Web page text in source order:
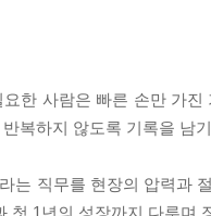
, 기술과 신뢰의 접점
자의 다른 질문
말의 온도
커뮤니케이션
몸의 시간표
한 사람은 빠른 손만 가
복하지 않도록 기록을 남
는 직무를 현장의 압력과